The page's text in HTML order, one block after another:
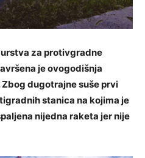
za protivgradne
je ovogodišnja
dugotrajne suše prvi
stanica na kojima je
nijedna raketa jer nije